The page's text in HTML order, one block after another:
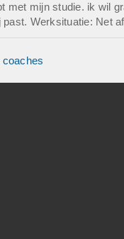
met mijn studie. ik wil
Werksituatie: Net